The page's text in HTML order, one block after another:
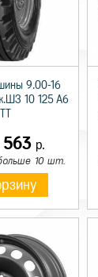
9.00-16
10 125 A6
563р.
10 шт.